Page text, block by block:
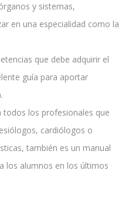
y sistemas,
en una especialidad como la
que debe adquirir el
guía para aportar
todos los profesionales que
cardiólogos o
también es un manual
los alumnos en los últimos